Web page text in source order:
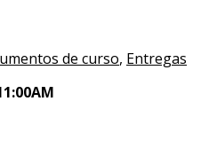
de curso, Entregas